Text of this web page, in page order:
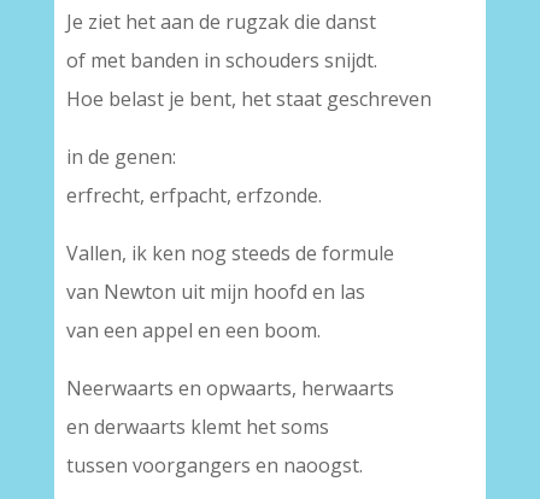
Je ziet het aan de rugzak die danst
of met banden in schouders snijdt.
Hoe belast je bent, het staat geschreven
in de genen:
erfrecht, erfpacht, erfzonde.
Vallen, ik ken nog steeds de formule
van Newton uit mijn hoofd en las
van een appel en een boom.
Neerwaarts en opwaarts, herwaarts
en derwaarts klemt het soms
tussen voorgangers en naoogst.